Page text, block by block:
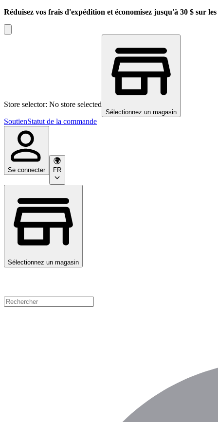
Réduisez vos frais d'expédition et économisez jusqu'à 30 $ sur
Store selector: No store selected
Sélectionnez un magasin
SoutienStatut de la commande
Se connecter FR
Sélectionnez un magasin